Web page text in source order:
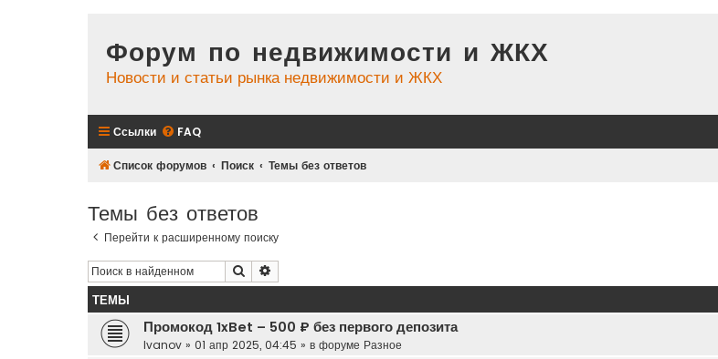
Форум по недвижимости и ЖКХ
Новости и статьи рынка недвижимости и ЖКХ
Ссылки FAQ
Список форумов Поиск Темы без ответов
Темы без ответов
Перейти к расширенному поиску
Поиск
ТЕМЫ
Промокод 1xBet – 500 ₽ без первого депозита
Ivanov » 01 апр 2025, 04:45 » в форуме Разное